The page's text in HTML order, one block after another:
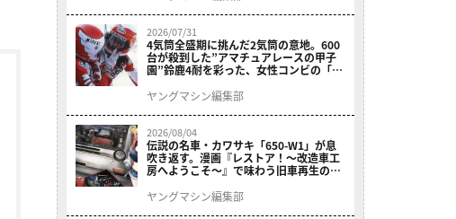
2026/07/31
4気筒全盛期に挑んだ2気筒の意地。600
台が殺到した”アマチュアレースの甲子
園”鈴鹿4耐を彩った、女性コンビの「ス
ヤングマシン編集部
2026/08/04
伝説の名車・カワサキ「650-W1」が息
吹き返す。漫画『レストア！～改造車工
房へようこそ～』で味わう旧車再生のロ
ヤングマシン編集部